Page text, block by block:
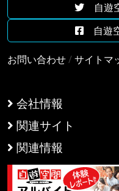
会社情報
関連サイト
関連情報
自遊
自遊空
お問い合わせ/サイトマ